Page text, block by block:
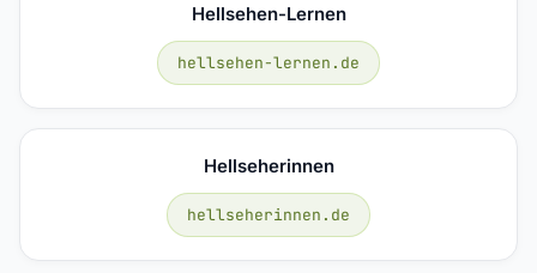
Hellsehen-Lernen
hellsehen-lernen.de
Hellseherinnen
hellseherinnen.de